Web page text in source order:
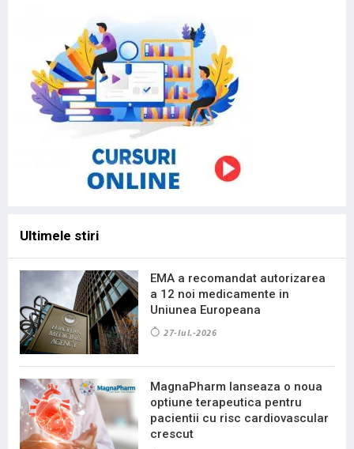
Ultimele stiri
EMA a recomandat autorizarea
a 12 noi medicamente in
Uniunea Europeana
27-Iul.-2026
MagnaPharm lanseaza o noua
optiune terapeutica pentru
pacientii cu risc cardiovascular
crescut